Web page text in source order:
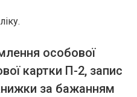
особової
картки П-2, запис
за бажанням